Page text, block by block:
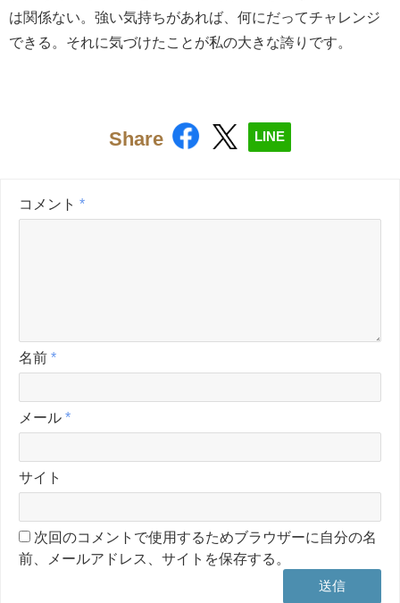
は関係ない。強い気持ちがあれば、何にだってチャレンジ
できる。それに気づけたことが私の大きな誇りです。
Share LINE
コメント *
名前 *
メール *
サイト
次回のコメントで使用するためブラウザーに自分の名
前、メールアドレス、サイトを保存する。